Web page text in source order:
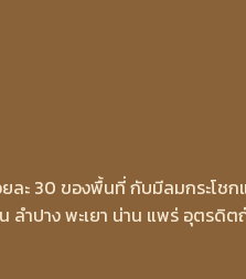
ละ 30 ของพื้นที่ กับมีลมกระโชก
ลำปาง พะเยา น่าน แพร่ อุตรดิต